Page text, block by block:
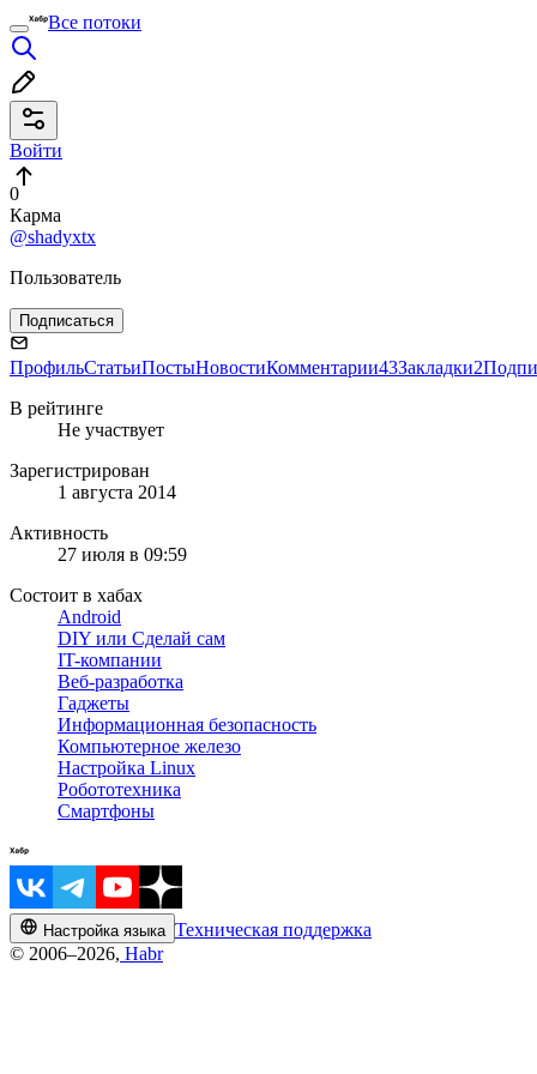
Все потоки
Войти
0
Карма
@shadyxtx
Пользователь
Подписаться
ПрофильСтатьиПостыНовостиКомментарии43Закладки2
В рейтинге
Не участвует
Зарегистрирован
1 августа 2014
Активность
27 июля в 09:59
Состоит в хабах
Android
DIY или Сделай сам
IT-компании
Веб-разработка
Гаджеты
Информационная безопасность
Компьютерное железо
Настройка Linux
Робототехника
Смартфоны
Настройка языка Техническая поддержка
© 2006–2026, Habr